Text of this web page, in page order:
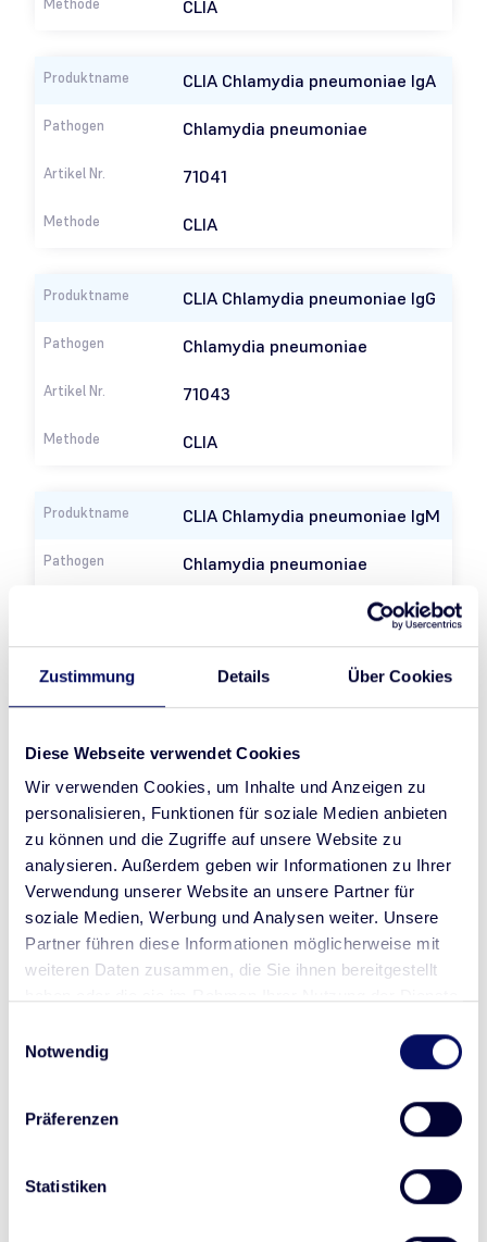
Zustimmung Details Über Cookies
Diese Webseite verwendet Cookies
Wir verwenden Cookies, um Inhalte und Anzeigen zu
personalisieren, Funktionen für soziale Medien anbieten
zu können und die Zugriffe auf unsere Website zu
analysieren. Außerdem geben wir Informationen zu Ihrer
Verwendung unserer Website an unsere Partner für
soziale Medien, Werbung und Analysen weiter. Unsere
Partner führen diese Informationen möglicherweise mit
weiteren Daten zusammen, die Sie ihnen bereitgestellt
Notwendig
Präferenzen
Statistiken
CLIA
CLIA Chlamydia pneumoniae IgA
Chlamydia pneumoniae
CLIA
71041
CLIA Chlamydia pneumoniae IgG
Chlamydia pneumoniae
CLIA
71043
CLIA Chlamydia pneumoniae IgM
Chlamydia pneumoniae
Chlamydia trachomatis
CLIA
71049
CLIA Chlamydia trachomatis IgG
Chlamydia trachomatis
CLIA Chlamydia trachomatis IgM